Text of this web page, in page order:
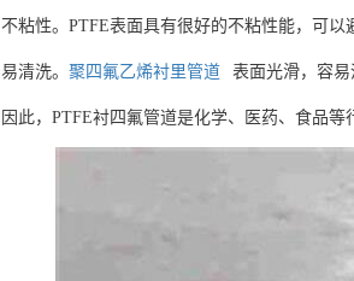
不粘性。PTFE表面具有很好的不粘性能，可以
易清洗。 聚四氟乙烯衬里管道 表面光滑，容易
因此，PTFE衬四氟管道是化学、医药、食品等